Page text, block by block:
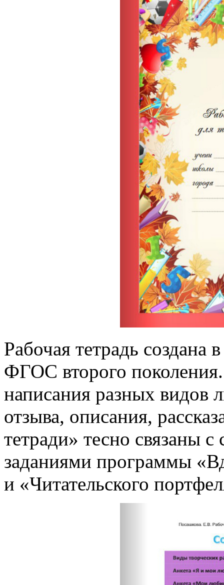
Рабочая тетрадь создана
ФГОС второго
написания разных видов
отзыва, описания,
тетради» тесно связаны
заданиями программы
и «Читательского